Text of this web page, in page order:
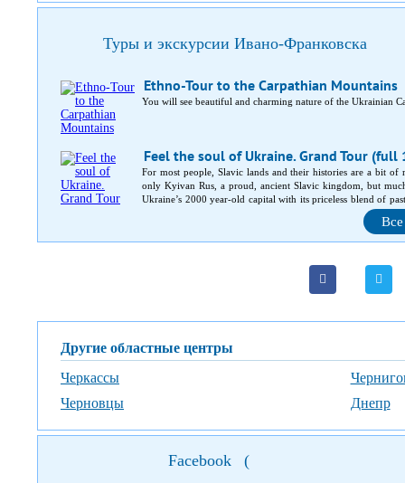
Туры и экскурсии Ивано-Франковска
Ethno-Tour to the Carpathian Mountains
You will see beautiful and charming nature of the Ukrainian
Feel the soul of Ukraine. Grand Tour (full
For most people, Slavic lands and their histories are a bit
only Kyivan Rus, a proud, ancient Slavic kingdom, but
Ukraine’s 2000 year-old capital with its priceless blend of
capital. In-between, medieval castles and fortresses,
Другие областные центры
Черкассы
Черновцы
Днепр
Facebook (